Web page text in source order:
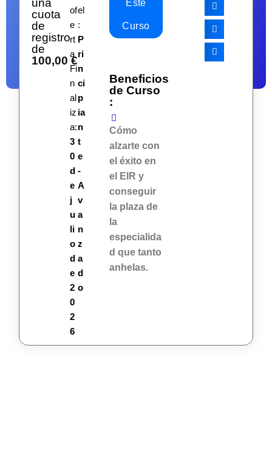
una
cuota
de
registro
de
100,00€
of
e
rt
a
Fi
n
al
iz
a:
3
0
d
e
j
u
li
o
d
e
2
0
2
6
el
:
P
ri
n
ci
p
ia
n
t
e
-
A
v
a
n
z
a
d
o
Este
Curso
Beneficios
de Curso
:
Cómo
alzarte con
el éxito en
el EIR y
conseguir
la plaza de
la
especialida
d que tanto
anhelas.